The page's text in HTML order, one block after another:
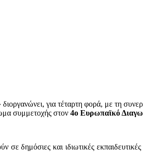
για τέταρτη φορά, με τη
συμμετοχής στον 4ο Ευρωπαϊκό
σε δημόσιες και ιδιωτικές